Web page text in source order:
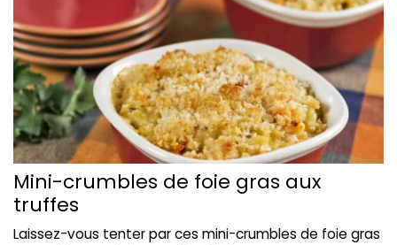
Mini-crumbles de foie gras aux
truffes
Laissez-vous tenter par ces mini-crumbles de foie gras